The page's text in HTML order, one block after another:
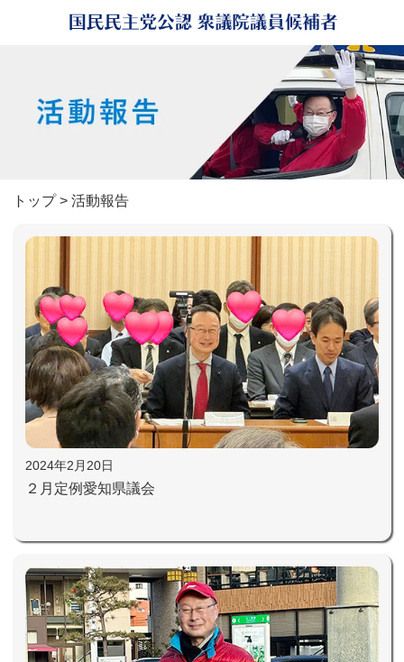
トップ> 活動報告
2024年2月20日
２月定例愛知県議会